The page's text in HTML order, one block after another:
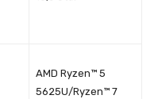
AMD Ryzen™ 5
5625U/Ryzen™ 7